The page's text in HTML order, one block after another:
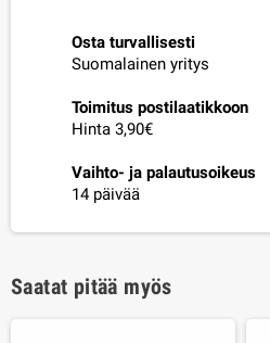
Osta turvallisesti
Suomalainen yritys
Toimitus postilaatikkoon
Hinta 3,90€
Vaihto- ja palautusoikeus
14 päivää
Saatat pitää myös